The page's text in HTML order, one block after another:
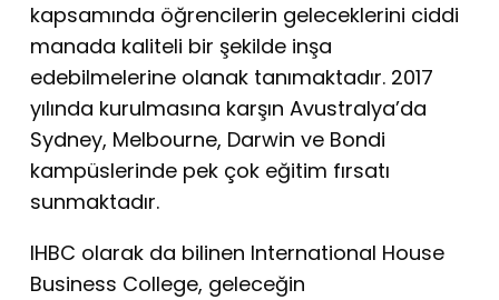
kapsamında öğrencilerin geleceklerini ciddi
manada kaliteli bir şekilde inşa
edebilmelerine olanak tanımaktadır. 2017
yılında kurulmasına karşın Avustralya’da
Sydney, Melbourne, Darwin ve Bondi
kampüslerinde pek çok eğitim fırsatı
sunmaktadır.
IHBC olarak da bilinen International House
Business College, geleceğin